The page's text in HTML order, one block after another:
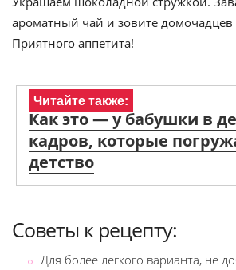
ароматный чай и зовите домочадцев
Приятного аппетита!
Читайте также:
Как это — у бабушки в
кадров, которые
детство
Советы к рецепту:
Для более легкого варианта, не